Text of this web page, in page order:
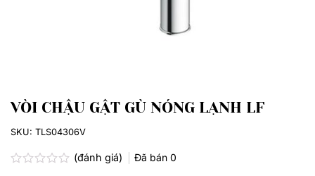
VÒI CHẬU GẬT GÙ NÓNG LẠNH LF
(đánh giá) Đã bán 0
SKU: TLS04306V